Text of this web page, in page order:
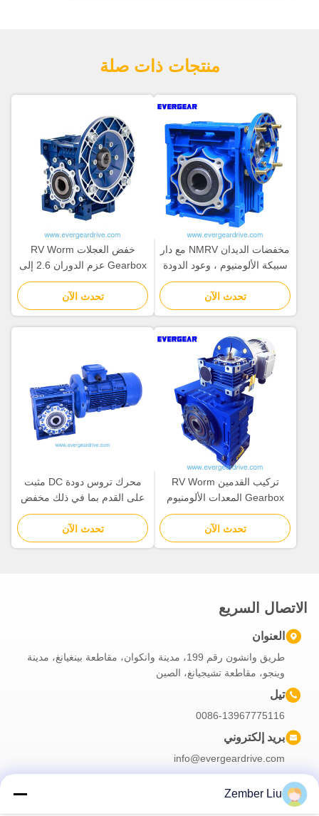
منتجات ذات صلة
مخفضات الديدان NMRV مع دار
سبيكة الألومنيوم ، وعود الدودة
المقاومة ، ومدى الطاقة 0.06 ~
22kw
تحدث الآن
خفض العجلات RV Worm
Gearbox عزم الدوران 2.6 إلى
1760 Nm نطاق درجة الحرارة
التشغيلية ما دون 20 درجة مئوية
إلى 80 درجة مئوية
تحدث الآن
تركيب القدمين RV Worm
Gearbox المعدات الألومنيوم
Worm Gear Motor المعدات
الألومنيوم البناء القوي وخفيف
الوزن مناسبة الأتمتة
تحدث الآن
محرك تروس دودة DC مثبت
على القدم بما في ذلك مخفض
التروس الدودية مثالي لمعدات
التعبئة والتغليف وخطوط التجميع
الآلية
تحدث الآن
الاتصال السريع
العنوان
طريق وانشون رقم 199، مدينة وانكوان، مقاطعة بينغيانغ، مدينة
وينجو، مقاطعة تشيجيانغ، الصين
تيل
0086-13967775116
بريد إلكتروني
info@evergeardrive.com
Zember Liu